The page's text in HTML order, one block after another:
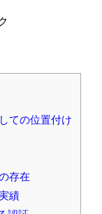
ての位置付け
存在
績